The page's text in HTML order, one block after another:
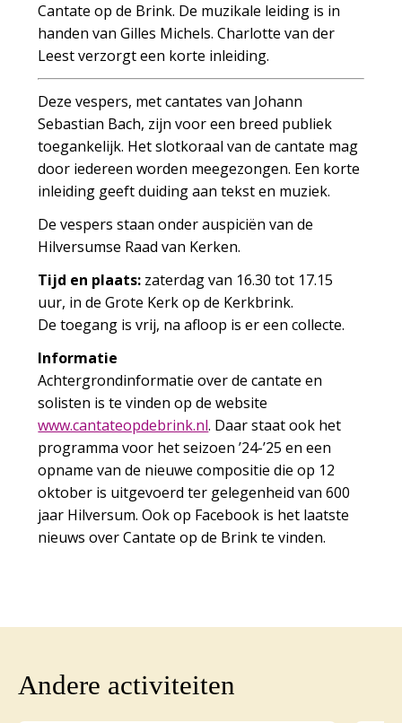
Cantate op de Brink. De muzikale leiding is in
handen van Gilles Michels. Charlotte van der
Leest verzorgt een korte inleiding.
Deze vespers, met cantates van Johann
Sebastian Bach, zijn voor een breed publiek
toegankelijk. Het slotkoraal van de cantate mag
door iedereen worden meegezongen. Een korte
inleiding geeft duiding aan tekst en muziek.
De vespers staan onder auspiciën van de
Hilversumse Raad van Kerken.
Tijd en plaats: zaterdag van 16.30 tot 17.15
uur, in de Grote Kerk op de Kerkbrink.
De toegang is vrij, na afloop is er een collecte.
Informatie
Achtergrondinformatie over de cantate en
solisten is te vinden op de website
www.cantateopdebrink.nl. Daar staat ook het
programma voor het seizoen ’24-’25 en een
opname van de nieuwe compositie die op 12
oktober is uitgevoerd ter gelegenheid van 600
jaar Hilversum. Ook op Facebook is het laatste
nieuws over Cantate op de Brink te vinden.
Andere activiteiten